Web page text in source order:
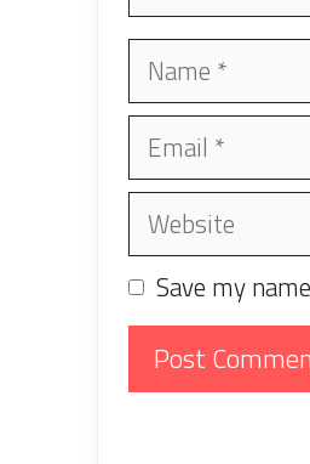
Name
Email
Website
Save my